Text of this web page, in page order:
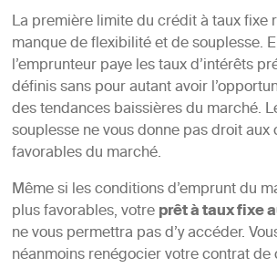
La première limite du crédit à taux fixe
manque de flexibilité et de souplesse.
l’emprunteur paye les taux d’intérêts
définis sans pour autant avoir
des tendances baissières du marché.
souplesse ne vous donne pas droit aux
favorables du marché.
Même si les conditions d’emprunt du
plus favorables, votreprêt à taux fixe
ne vous permettra pas d’y accéder.
néanmoins renégocier votre contrat